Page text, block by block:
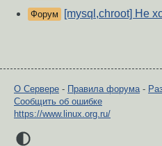
Форум [mysql,chroot] Не
О Сервере - Правила форума-
Сообщить об ошибке
https://www.linux.org.ru/